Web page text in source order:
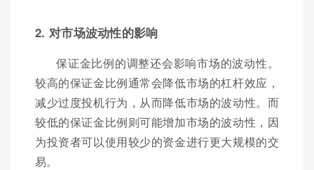
2. 对市场波动性的影响
保证金比例的调整还会影响市场的波动性。
较高的保证金比例通常会降低市场的杠杆效应，
减少过度投机行为，从而降低市场的波动性。而
较低的保证金比例则可能增加市场的波动性，因
为投资者可以使用较少的资金进行更大规模的交
易。